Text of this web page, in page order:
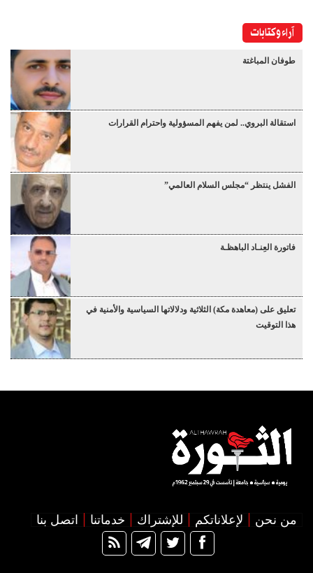
آراء وكتابات
طوفان المباغتة
استقالة البروي.. لمن يفهم المسؤولية واحترام القرارات
الفشل ينتظر “مجلس السلام العالمي”
فاتورة العِنـاد الباهظـة
تعليق على (معاهدة مكة) الثلاثية ودلالاتها السياسية والأمنية في
هذا التوقيت
من نحن لإعلاناتكم للإشتراك خدماتنا اتصل بنا